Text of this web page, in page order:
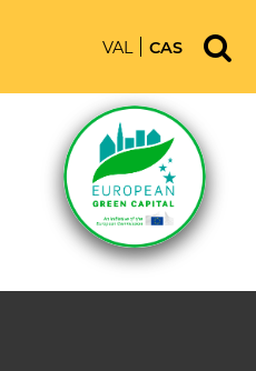
VAL CAS